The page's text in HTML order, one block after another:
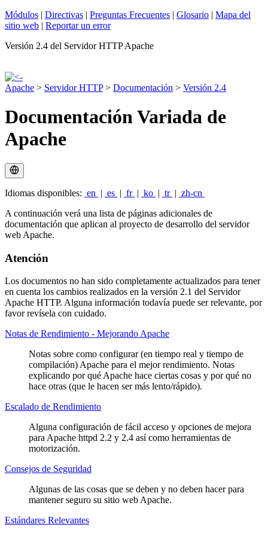
Módulos | Directivas | Preguntas Frecuentes | Glosario | Mapa del
sitio web | Reportar un error
Versión 2.4 del Servidor HTTP Apache
Apache > Servidor HTTP> Documentación > Versión 2.4
Documentación Variada de
Apache
Idiomas disponibles: en | es | fr | ko | tr | zh-cn
A continuación verá una lista de páginas adicionales de
documentación que aplican al proyecto de desarrollo del servidor
web Apache.
Atención
Los documentos no han sido completamente actualizados para tener
en cuenta los cambios realizados en la versión 2.1 del Servidor
Apache HTTP. Alguna información todavía puede ser relevante, por
favor revísela con cuidado.
Notas de Rendimiento - Mejorando Apache
Notas sobre como configurar (en tiempo real y tiempo de
compilación) Apache para el mejor rendimiento. Notas
explicando por qué Apache hace ciertas cosas y por qué no
hace otras (que le hacen ser más lento/rápido).
Escalado de Rendimiento
Alguna configuración de fácil acceso y opciones de mejora
para Apache httpd 2.2 y 2.4 así como herramientas de
motorización.
Consejos de Seguridad
Algunas de las cosas que se deben y no deben hacer para
mantener seguro su sitio web Apache.
Estándares Relevantes